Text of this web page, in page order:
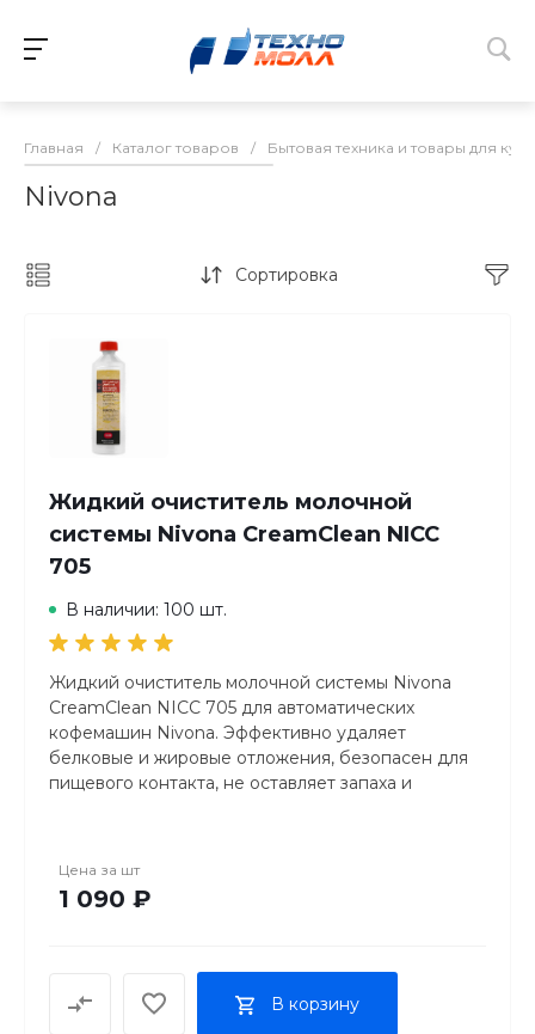
Главная / Каталог товаров / Бытовая техника и товары для
Nivona
Сортировка
Жидкий очиститель молочной
системы Nivona CreamClean NICC
705
В наличии: 100 шт.
Жидкий очиститель молочной системы Nivona
CreamClean NICC 705 для автоматических
кофемашин Nivona. Эффективно удаляет
белковые и жировые отложения, безопасен для
пищевого контакта, не оставляет запаха и
Цена за шт
1 090 ₽
В корзину